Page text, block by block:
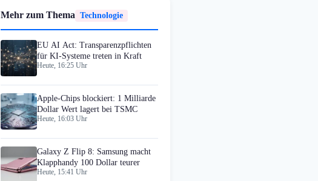
Mehr zum Thema Technologie
EU AI Act: Transparenzpflichten
für KI-Systeme treten in Kraft
Heute, 16:25 Uhr
Apple-Chips blockiert: 1 Milliarde
Dollar Wert lagert bei TSMC
Heute, 16:03 Uhr
Galaxy Z Flip 8: Samsung macht
Klapphandy 100 Dollar teurer
Heute, 15:41 Uhr